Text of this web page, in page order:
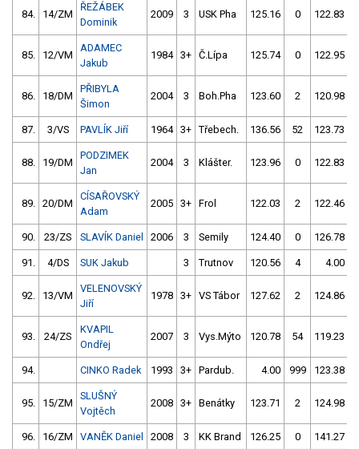
84. 14/ZM
ŘEŽÁBEK
Dominik
2009 3 USK Pha 125.16 0 122.83
85. 12/VM
ADAMEC
Jakub
1984 3+ Č.Lípa 125.74 0 122.95
86. 18/DM
PŘIBYLA
Šimon
2004 3 Boh.Pha 123.60 2 120.98
87. 3/VS PAVLÍK Jiří 1964 3+ Třebech. 136.56 52 123.73
88. 19/DM
PODZIMEK
Jan
2004 3 Klášter. 123.96 0 122.83
89. 20/DM
CÍSAŘOVSKÝ
Adam
2005 3+ Frol 122.03 2 122.46
90. 23/ZS SLAVÍK Daniel 2006 3 Semily 124.40 0 126.78
91. 4/DS SUK Jakub 3 Trutnov 120.56 4 4.00
92. 13/VM
VELENOVSKÝ
Jiří
1978 3+ VS Tábor 127.62 2 124.86
93. 24/ZS
KVAPIL
Ondřej
2007 3 Vys.Mýto 120.78 54 119.23
94. CINKO Radek 1993 3+ Pardub. 4.00 999 123.38
95. 15/ZM
SLUŠNÝ
Vojtěch
2008 3+ Benátky 123.71 2 124.98
96. 16/ZM VANĚK Daniel 2008 3 KK Brand 126.25 0 141.27